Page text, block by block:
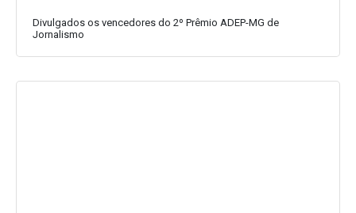
Divulgados os vencedores do 2º Prêmio ADEP-MG de
Jornalismo